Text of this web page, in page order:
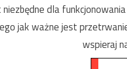
dla
jak ważne jest
wspieraj